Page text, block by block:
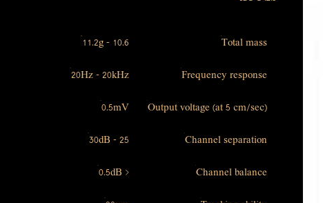
Total mass
10.6 – 11.2g
Frequency response
20Hz – 20kHz
Output voltage (at 5 cm/sec)
0.5mV
Channel separation
25 – 30dB
Channel balance
< 0.5dB